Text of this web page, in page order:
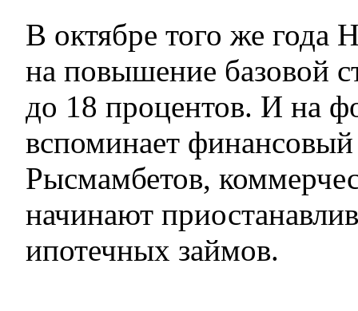
В октябре того же года
на повышение базовой
до 18 процентов. И на
вспоминает финансовый
Рысмамбетов,
начинают
ипотечных займов.